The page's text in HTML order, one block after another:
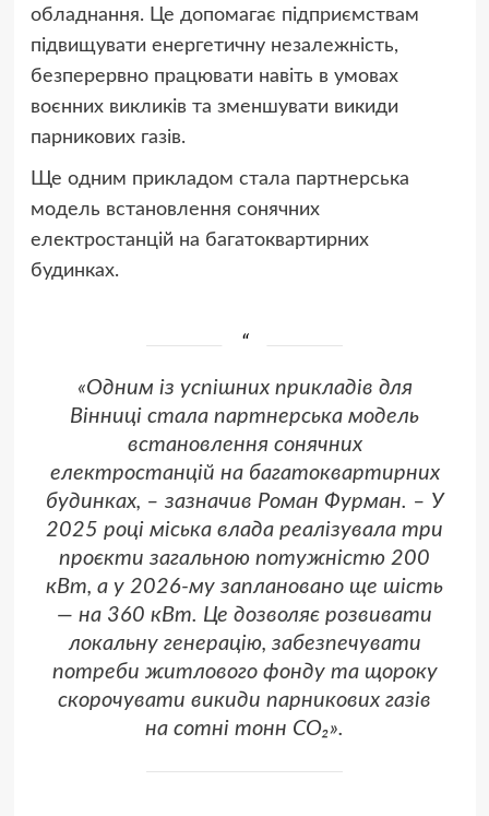
обладнання. Це допомагає підприємствам
підвищувати енергетичну незалежність,
безперервно працювати навіть в умовах
воєнних викликів та зменшувати викиди
парникових газів.
Ще одним прикладом стала партнерська
модель встановлення сонячних
електростанцій на багатоквартирних
будинках.
«Одним із успішних прикладів для
Вінниці стала партнерська модель
встановлення сонячних
електростанцій на багатоквартирних
будинках, – зазначив Роман Фурман. – У
2025 році міська влада реалізувала три
проєкти загальною потужністю 200
кВт, а у 2026-му заплановано ще шість
— на 360 кВт. Це дозволяє розвивати
локальну генерацію, забезпечувати
потреби житлового фонду та щороку
скорочувати викиди парникових газів
на сотні тонн CO₂».